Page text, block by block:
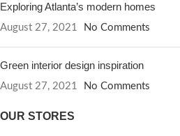
Exploring Atlanta’s modern homes
August 27, 2021 No Comments
Green interior design inspiration
August 27, 2021 No Comments
OUR STORES